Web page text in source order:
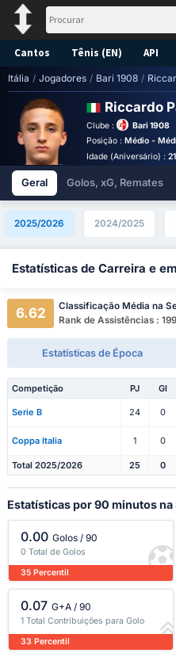
Cantos Tênis (EN) API
Itália / Jogadores / Bari 1908 /
Riccardo
Clube :
Bari 1908
Posição : Médio -
Idade (Aniversário) :
Geral Golos, xG, Remates
2025/2026 2024/2025
Estatísticas de Carreira e
6.62
Classificação Média na
Rank de Assistências :
Estatísticas de Época
Competição PJ Gl
Serie B 24 0
Coppa Italia 1 0
Total 2025/2026 25 0
Estatísticas por 90 minutos na
0.00 Golos / 90
0 Total de Golos
35 Percentil
0.07 G+A / 90
1 Total Contribuições para Golo
33 Percentil